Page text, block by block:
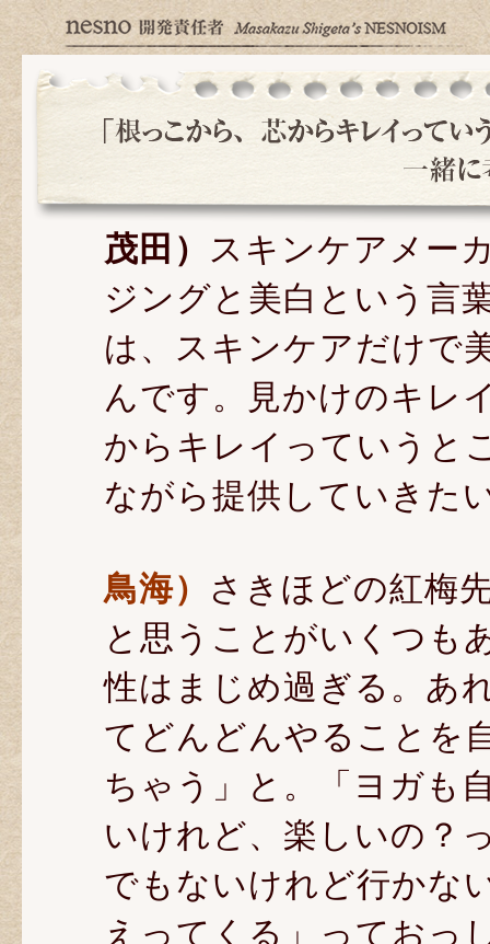
茂田） スキンケアメー
ジングと美白という言
は、スキンケアだけで
んです。見かけのキレ
からキレイっていうと
ながら提供していきた
鳥海）
さきほどの紅梅
と思うことがいくつも
性はまじめ過ぎる。あ
てどんどんやることを
ちゃう」と。「ヨガも
いけれど、楽しいの？
でもないけれど行かな
えってくる」っておっ